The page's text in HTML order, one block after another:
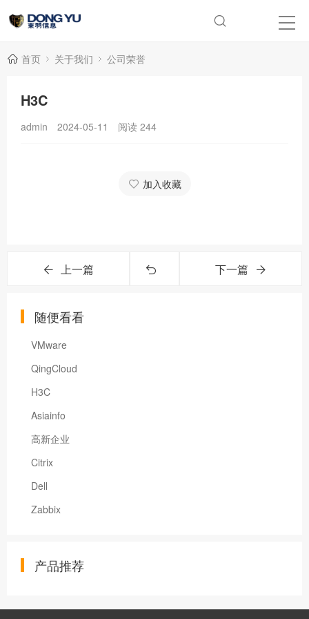
首页 关于我们 公司荣誉
H3C
admin 2024-05-11 阅读 244
加入收藏
上一篇 下一篇
随便看看
VMware
QingCloud
H3C
Asiainfo
高新企业
Citrix
Dell
Zabbix
产品推荐